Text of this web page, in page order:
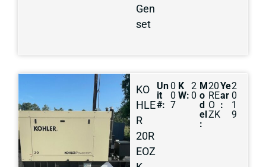
Gen
set
KO
HLE
R
20R
EOZ
Un
it
#:
0
0
7
K
W:
2
0
M
o
d
el
:
20
RE
O
ZK
Ye
ar
:
2
0
1
9